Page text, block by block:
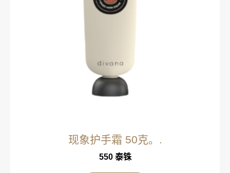
现象护手霜 50克。.
550 泰铢